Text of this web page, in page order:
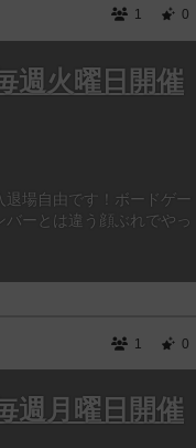
1 0
火曜日開催
場自由です！ボードゲー
ーとは違う顔ぶれでやっ
1 0
月曜日開催